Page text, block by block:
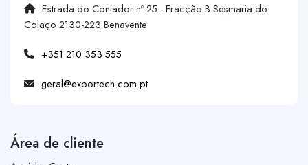
Estrada do Contador nº 25 - Fracção B Sesmaria do
Colaço 2130-223 Benavente
+351 210 353 555
geral@exportech.com.pt
Área de cliente